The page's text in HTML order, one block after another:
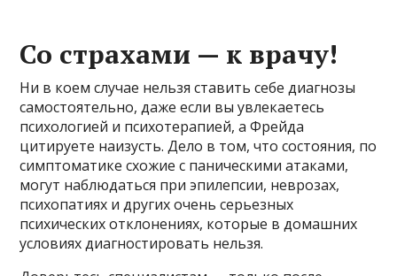
Со страхами — к врачу!
Ни в коем случае нельзя ставить себе диагнозы
самостоятельно, даже если вы увлекаетесь
психологией и психотерапией, а Фрейда
цитируете наизусть. Дело в том, что состояния, по
симптоматике схожие с паническими атаками,
могут наблюдаться при эпилепсии, неврозах,
психопатиях и других очень серьезных
психических отклонениях, которые в домашних
условиях диагностировать нельзя.